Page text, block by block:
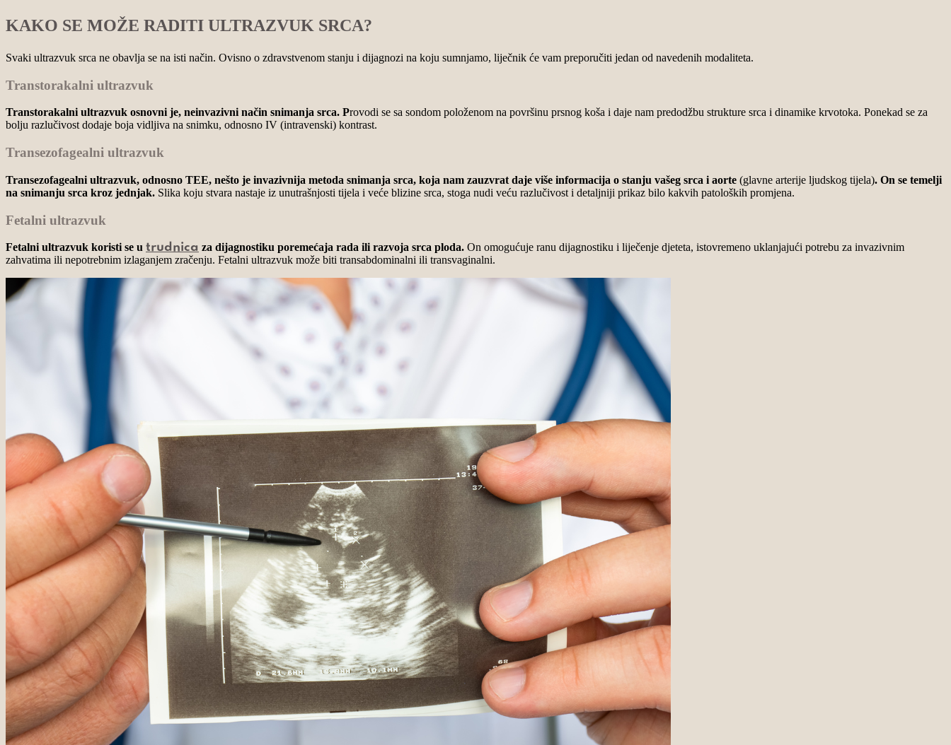
KAKO SE MOŽE RADITI ULTRAZVUK SRCA?
Svaki ultrazvuk srca ne obavlja se na isti način. Ovisno o zdravstvenom stanju i dijagnozi na koju sumnjamo, liječnik će vam preporučiti jedan od navedenih modaliteta.
Transtorakalni ultrazvuk
Transtorakalni ultrazvuk osnovni je, neinvazivni način snimanja srca. Provodi se sa sondom položenom na površinu prsnog koša i daje nam predodžbu strukture srca i dinamike krvotoka. Ponekad se za
bolju razlučivost dodaje boja vidljiva na snimku, odnosno IV (intravenski) kontrast.
Transezofagealni ultrazvuk
Transezofagealni ultrazvuk, odnosno TEE, nešto je invazivnija metoda snimanja srca, koja nam zauzvrat daje više informacija o stanju vašeg srca i aorte (glavne arterije ljudskog tijela). On se temelji
na snimanju srca kroz jednjak. Slika koju stvara nastaje iz unutrašnjosti tijela i veće blizine srca, stoga nudi veću razlučivost i detaljniji prikaz bilo kakvih patoloških promjena.
Fetalni ultrazvuk
Fetalni ultrazvuk koristi se u trudnica za dijagnostiku poremećaja rada ili razvoja srca ploda. On omogućuje ranu dijagnostiku i liječenje djeteta, istovremeno uklanjajući potrebu za invazivnim
zahvatima ili nepotrebnim izlaganjem zračenju. Fetalni ultrazvuk može biti transabdominalni ili transvaginalni.